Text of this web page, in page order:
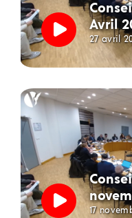
Avril
27 avril
17